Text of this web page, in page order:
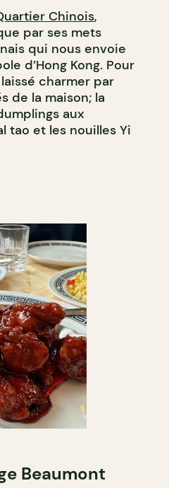
Chinois,
par ses mets
qui nous envoie
d’Hong Kong. Pour
charmer par
de la maison; la
aux
tao et les nouilles Yi
Beaumont